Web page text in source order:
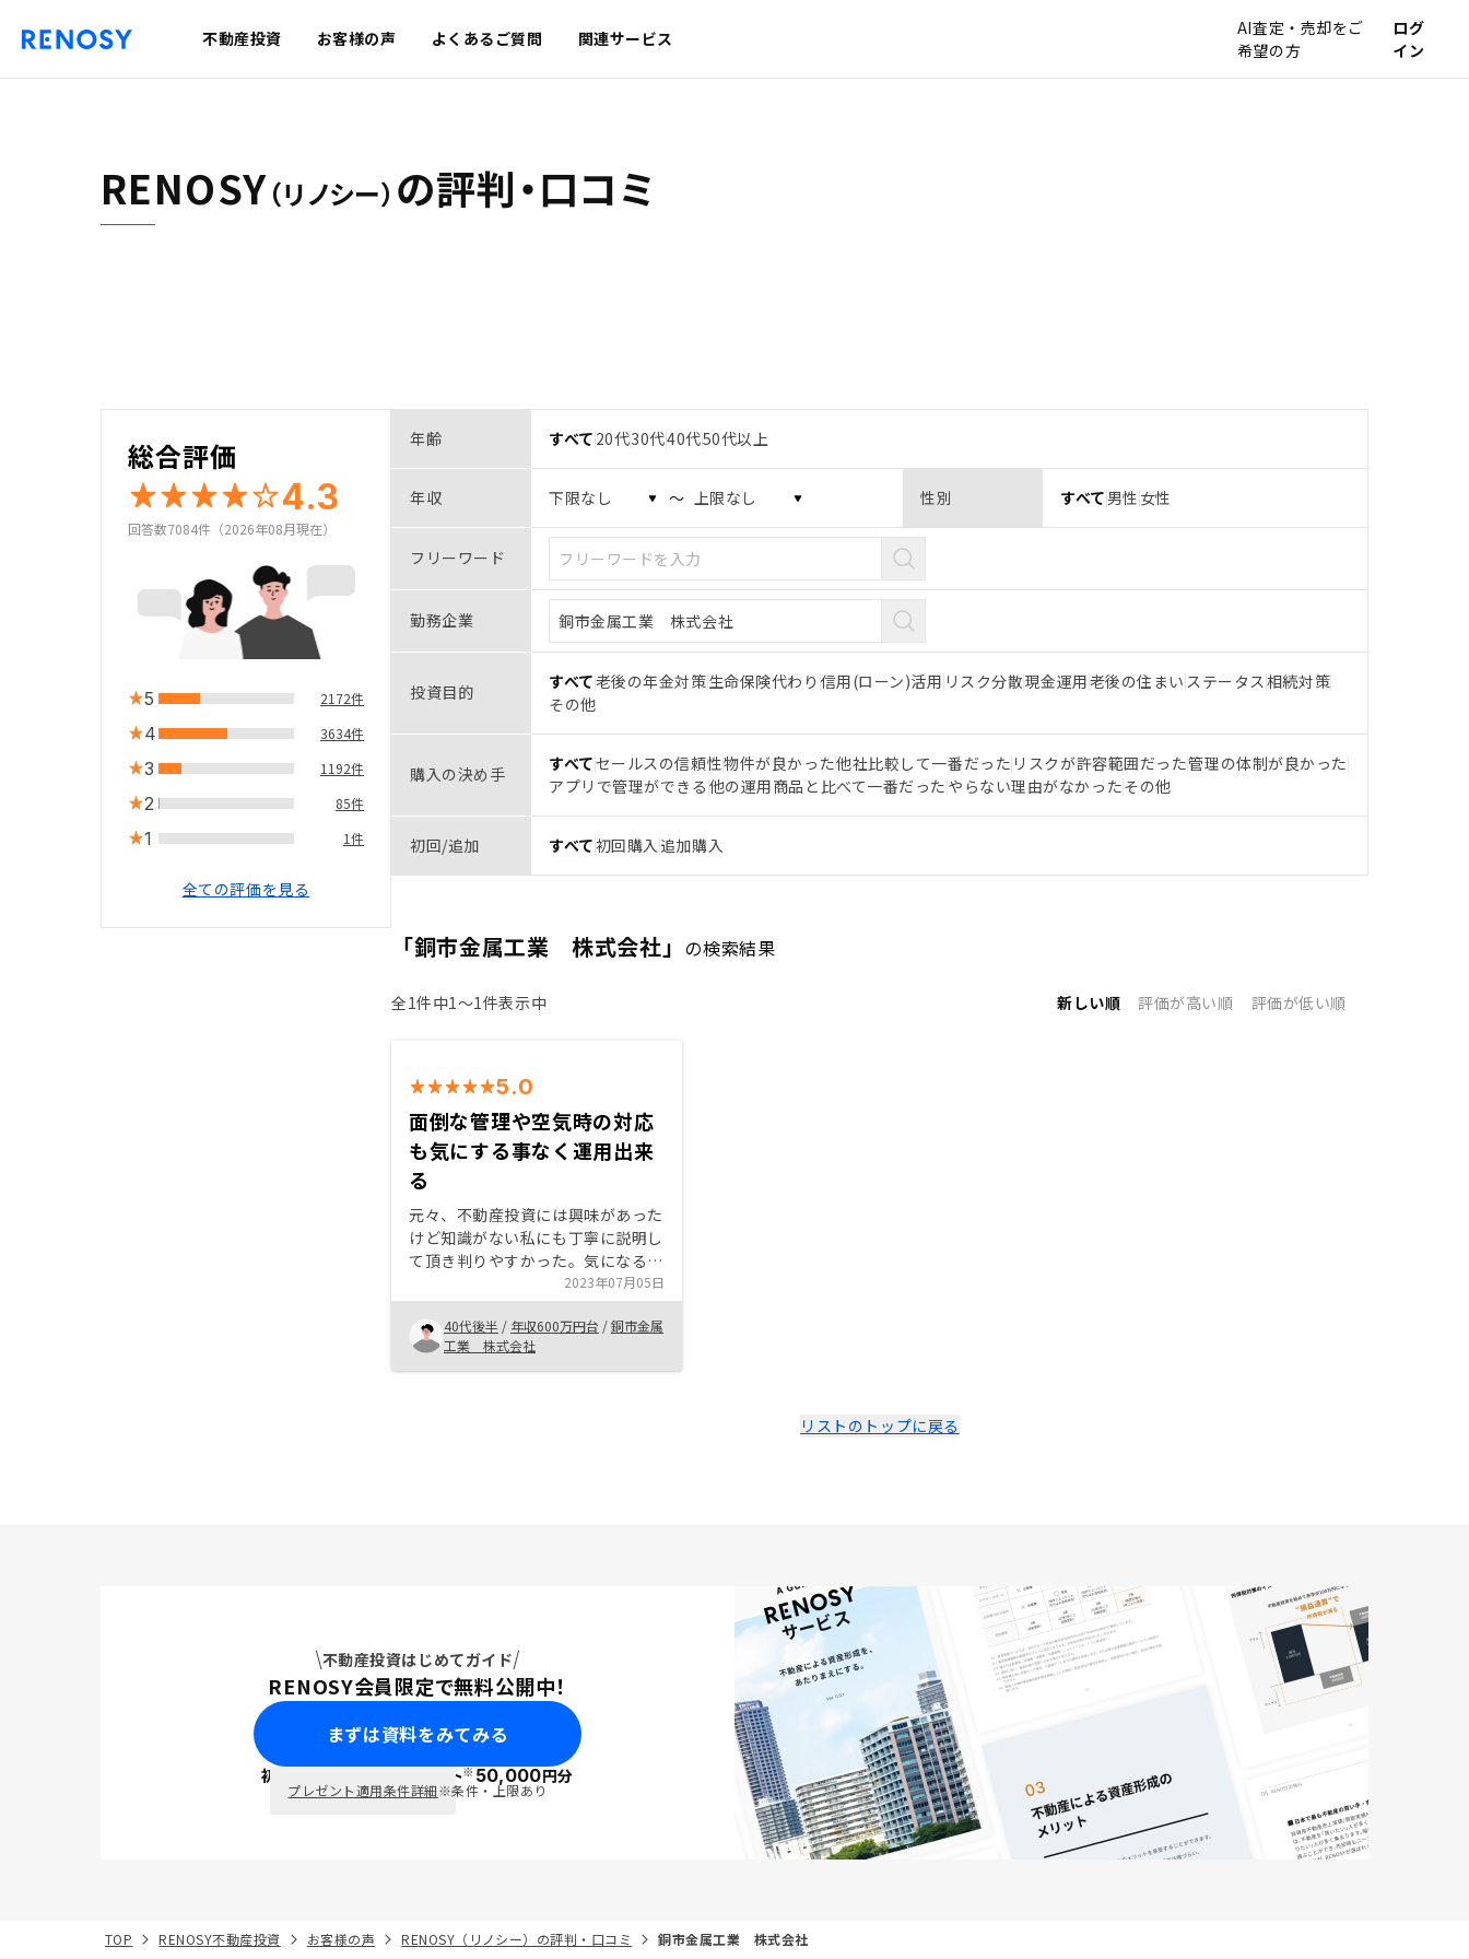
不動産投資 お客様の声 よくあるご質問 関連サービス
AI査定・売却をご
希望の方
ログ
イン
RENOSY（リノシー） の評判・口コミ
総合評価
4.3
回答数7084件（2026年08月現在）
5 2172件
4 3634件
3 1192件
2 85件
1 1件
全ての評価を見る
年齢 すべて 20代30代40代50代以上
年収 〜 性別 すべて 男性 女性
フリーワード
勤務企業
投資目的 すべて老後の年金対策生命保険代わり 信用(ローン)活用 リスク分散現金運用老後の住まい ステータス相続対策
その他
購入の決め手 すべてセールスの信頼性物件が良かった他社比較して一番だった リスクが許容範囲だった管理の体制が良かった
アプリで管理ができる 他の運用商品と比べて一番だった やらない理由がなかったその他
初回/追加 すべて初回購入 追加購入
「銅市金属工業 株式会社」 の検索結果
全1件中1〜1件表示中 新しい順 評価が高い順 評価が低い順
5.0
面倒な管理や空気時の対応
も気にする事なく運用出来
る
元々、不動産投資には興味があった
けど知識がない私にも丁寧に説明し
て頂き判りやすかった。気になる空
室時の対応や管理もお任せ出来るの
で手間がかからないのが最大のメリ
ットと感じた。保険感覚で運用出来
るので他の人にも勧められそうなの
で興味がある人には勧めていこうと
2023年07月05日
40代後半 / 年収600万円台 /銅市金属
工業 株式会社
リストのトップに戻る
不動産投資はじめてガイド
RENOSY会員限定で無料公開中！
まずは資料をみてみる
初回面談で ポイント※50,000円分
プレゼント適用条件詳細※条件・上限あり
TOP RENOSY不動産投資 お客様の声 RENOSY（リノシー）の評判・口コミ 銅市金属工業 株式会社